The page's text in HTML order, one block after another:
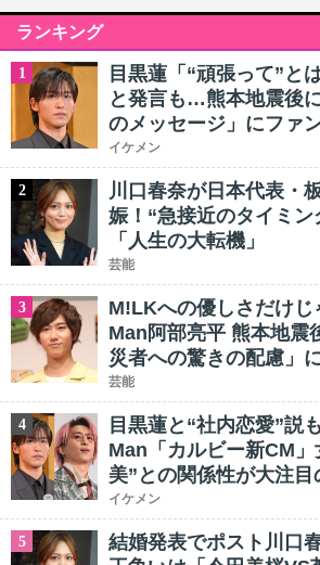
ランキング
1
目黒蓮「“頑張って”と
と発言も…熊本地震後
のメッセージ」にファ
イケメン
2
川口春奈が日本代表・
娠！“急接近のタイミン
「人生の大転機」
芸能
3
M!LKへの優しさだけ
Man阿部亮平 熊本地震
災者への驚きの配慮」
芸能
4
目黒蓮と“社内恋愛”説
Man「カルビー新CM」
美”との関係性が大注目
イケメン
5
結婚発表でポスト川口